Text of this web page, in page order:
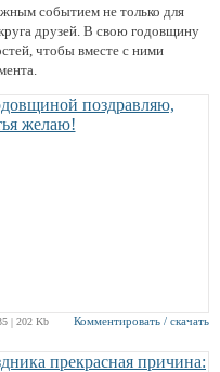
событием не только для
друзей. В свою годовщину
чтобы вместе с ними
| 202 Kb Комментировать / скачать